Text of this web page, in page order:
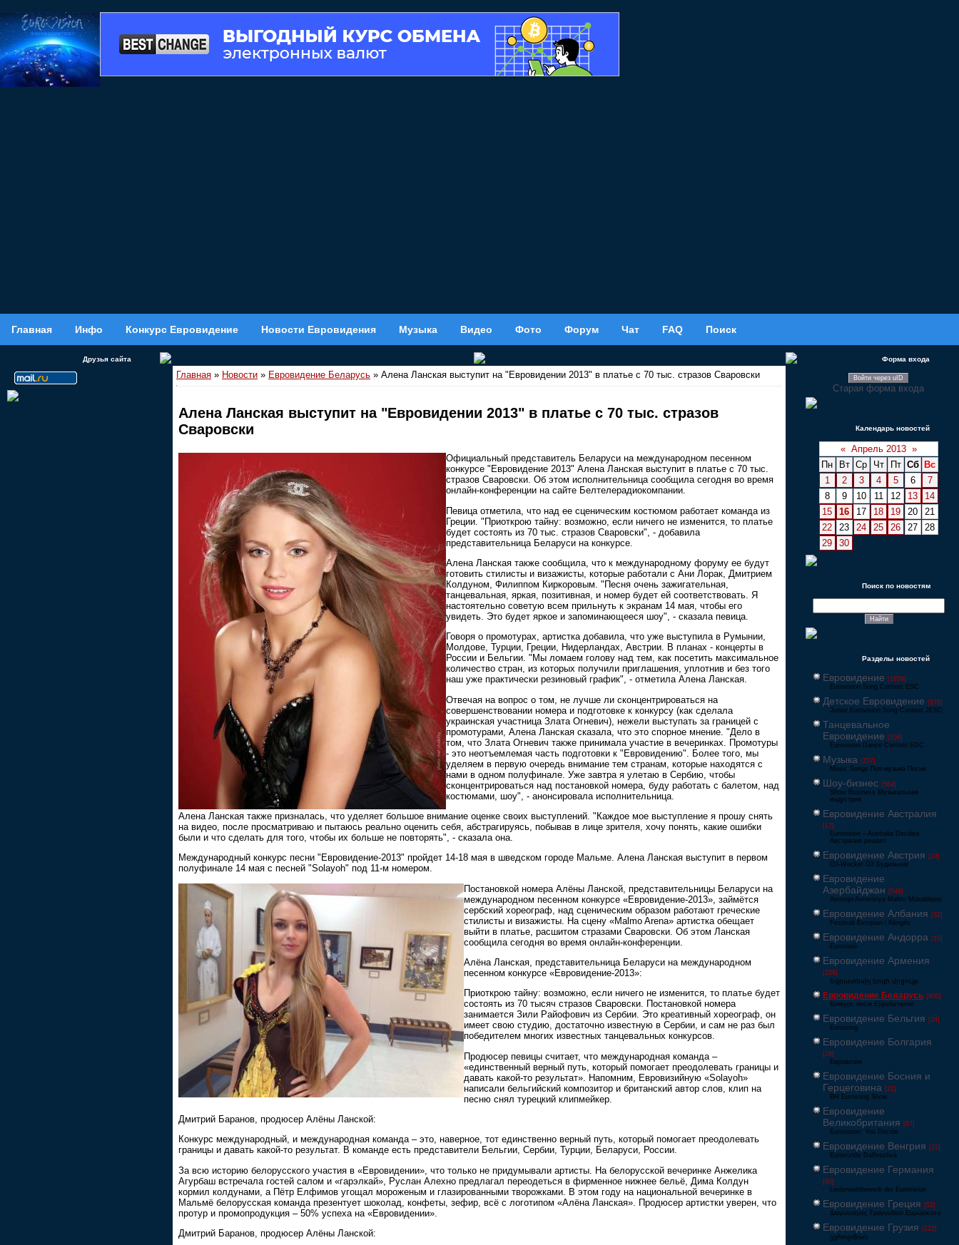
Главная Инфо Конкурс Евровидение Новости Евровидения Музыка Видео Фото Форум Чат FAQ Поиск
Друзья сайта
Главная » Новости » Евровидение Беларусь » Алена Ланская выступит на "Евровидении 2013" в платье с 70 тыс. стразов Сваровски
Алена Ланская выступит на "Евровидении 2013" в платье с 70 тыс. стразов
Сваровски
Официальный представитель Беларуси на международном песенном
конкурсе "Евровидение 2013" Алена Ланская выступит в платье с 70 тыс.
стразов Сваровски. Об этом исполнительница сообщила сегодня во время
онлайн-конференции на сайте Белтелерадиокомпании.
Певица отметила, что над ее сценическим костюмом работает команда из
Греции. "Приоткрою тайну: возможно, если ничего не изменится, то платье
будет состоять из 70 тыс. стразов Сваровски", - добавила
представительница Беларуси на конкурсе.
Алена Ланская также сообщила, что к международному форуму ее будут
готовить стилисты и визажисты, которые работали с Ани Лорак, Дмитрием
Колдуном, Филиппом Киркоровым. "Песня очень зажигательная,
танцевальная, яркая, позитивная, и номер будет ей соответствовать. Я
настоятельно советую всем прильнуть к экранам 14 мая, чтобы его
увидеть. Это будет яркое и запоминающееся шоу", - сказала певица.
Говоря о промотурах, артистка добавила, что уже выступила в Румынии,
Молдове, Турции, Греции, Нидерландах, Австрии. В планах - концерты в
России и Бельгии. "Мы ломаем голову над тем, как посетить максимальное
количество стран, из которых получили приглашения, уплотнив и без того
наш уже практически резиновый график", - отметила Алена Ланская.
Отвечая на вопрос о том, не лучше ли сконцентрироваться на
совершенствовании номера и подготовке к конкурсу (как сделала
украинская участница Злата Огневич), нежели выступать за границей с
промотурами, Алена Ланская сказала, что это спорное мнение. "Дело в
том, что Злата Огневич также принимала участие в вечеринках. Промотуры
- это неотъемлемая часть подготовки к "Евровидению". Более того, мы
уделяем в первую очередь внимание тем странам, которые находятся с
нами в одном полуфинале. Уже завтра я улетаю в Сербию, чтобы
сконцентрироваться над постановкой номера, буду работать с балетом, над
костюмами, шоу", - анонсировала исполнительница.
Алена Ланская также призналась, что уделяет большое внимание оценке своих выступлений. "Каждое мое выступление я прошу снять
на видео, после просматриваю и пытаюсь реально оценить себя, абстрагируясь, побывав в лице зрителя, хочу понять, какие ошибки
были и что сделать для того, чтобы их больше не повторять", - сказала она.
Международный конкурс песни "Евровидение-2013" пройдет 14-18 мая в шведском городе Мальме. Алена Ланская выступит в первом
полуфинале 14 мая с песней "Solayoh" под 11-м номером.
Постановкой номера Алёны Ланской, представительницы Беларуси на
международном песенном конкурсе «Евровидение-2013», займётся
сербский хореограф, над сценическим образом работают греческие
стилисты и визажисты. На сцену «Malmo Arena» артистка обещает
выйти в платье, расшитом стразами Сваровски. Об этом Ланская
сообщила сегодня во время онлайн-конференции.
Алёна Ланская, представительница Беларуси на международном
песенном конкурсе «Евровидение-2013»:
Приоткрою тайну: возможно, если ничего не изменится, то платье будет
состоять из 70 тысяч стразов Сваровски. Постановкой номера
занимается Зили Райофович из Сербии. Это креативный хореограф, он
имеет свою студию, достаточно известную в Сербии, и сам не раз был
победителем многих известных танцевальных конкурсов.
Продюсер певицы считает, что международная команда –
«единственный верный путь, который помогает преодолевать границы и
давать какой-то результат». Напомним, Евровизийную «Solayoh»
написали бельгийский композитор и британский автор слов, клип на
песню снял турецкий клипмейкер.
Дмитрий Баранов, продюсер Алёны Ланской:
Конкурс международный, и международная команда – это, наверное, тот единственно верный путь, который помогает преодолевать
границы и давать какой-то результат. В команде есть представители Бельгии, Сербии, Турции, Беларуси, России.
За всю историю белорусского участия в «Евровидении», что только не придумывали артисты. На белорусской вечеринке Анжелика
Агурбаш встречала гостей салом и «гарэлкай», Руслан Алехно предлагал переодеться в фирменное нижнее бельё, Дима Колдун
кормил колдунами, а Пётр Елфимов угощал мороженым и глазированными творожками. В этом году на национальной вечеринке в
Мальмё белорусская команда презентует шоколад, конфеты, зефир, всё с логотипом «Алёна Ланская». Продюсер артистки уверен, что
протур и промопродукция – 50% успеха на «Евровидении».
Дмитрий Баранов, продюсер Алёны Ланской:
Форма входа
Войти через uID
Старая форма входа
Календарь новостей
« Апрель 2013 »
Пн
Вт Ср Чт Пт Сб
Вс
1
2 3 4 5 6
7
8
9 10 11 12 13
14
15
16 17 18 19 20
21
22
23 24 25 26 27
28
29
30
Поиск по новостям
Разделы новостей
Евровидение [1858]
Eurovision Song Contest ESC
Детское Евровидение [878]
Junior Eurovision Song Contest JESC
Танцевальное
Евровидение [106]
Eurovision Dance Contest EDC
Музыка [257]
Music Songs Поп-музыка Песни
Шоу-бизнес [564]
Show Business Музыкальная
индустрия
Евровидение Австралия
[17]
Eurovision – Australia Decides
Австралия решает
Евровидение Австрия [24]
Ö3-Wecker Ö3 Будильник
Евровидение
Азербайджан [549]
Avrovijn Avroviziya Mahnı Müsabiqəsi
Евровидение Албания [32]
Festivali Evropian i Këngës
Евровидение Андорра [15]
Eurovisió
Евровидение Армения
[228]
Եվրատեսիլ երգի մրցույթ
Евровидение Беларусь [600]
Конкурс песні Еўрабачанне
Евровидение Бельгия [24]
Eurosong
Евровидение Болгария
[26]
Евровизия
Евровидение Босния и
Герцеговина [21]
BH Eurosong Show
Евровидение
Великобритания [67]
Eurovision: You Decide
Евровидение Венгрия [22]
Eurovíziós Dalfesztivá
Евровидение Германия
[80]
Liederwettbewerb der Eurovision
Евровидение Греция [52]
Διαγωνισμός Τραγουδιού Ευρώεικονα
Евровидение Грузия [122]
ევროვიზიის